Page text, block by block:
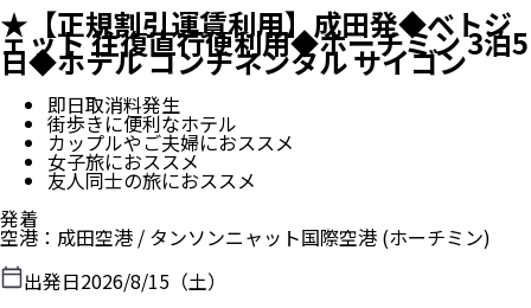
★【正規割引運賃利用】成田発◆ベトジ
ェット 往復直行便利用◆ホーチミン 3泊5
日◆ホテル コンチネンタル サイゴン
即日取消料発生
街歩きに便利なホテル
カップルやご夫婦におススメ
女子旅におススメ
友人同士の旅におススメ
発着
空港 ： 成田空港 / タンソンニャット国際空港 (ホーチミン)
出発日2026/8/15（土）